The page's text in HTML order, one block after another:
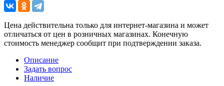
Цена действительна только для интернет-магазина и может
отличаться от цен в розничных магазинах. Конечную
стоимость менеджер сообщит при подтверждении заказа.
Описание
Задать вопрос
Наличие